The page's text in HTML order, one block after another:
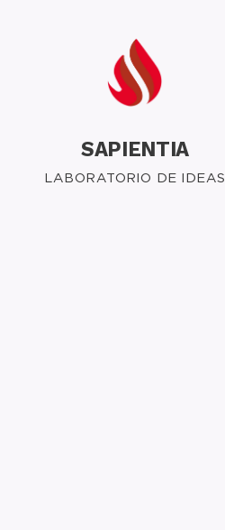
SAPIENTIA
LABORATORIO DE IDEAS